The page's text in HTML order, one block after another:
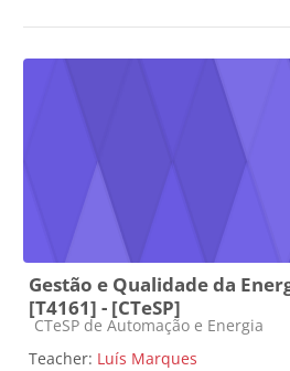
Gestão e Qualidade da
[T4161] - [CTeSP]
Course category
CTeSP de Automação e Energia
Teacher: Luís Marques